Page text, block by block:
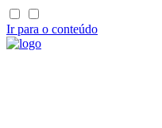
Ir para o conteúdo